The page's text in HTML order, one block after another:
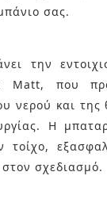
σας.
την
Matt, που
νερού και της
Η
σχεδιασμό.